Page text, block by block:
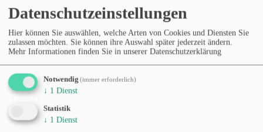
KI-Tool für Meeting-Transkripte, Zusammenfassungen und
gemeinsame Notizen.
Webseite des Anbieters
Kategorien
Allgemeine KI-AssistentenTexterstellung & Marketing
Präsentationen & Dokumente
Wissenschaft & Forschung
Kostenloser Tarif
Sprachen
Datenschutzeinstellungen
Hier können Sie auswählen, welche Arten von Cookies und Diensten Sie
zulassen möchten. Sie können ihre Auswahl später jederzeit ändern.
Mehr Informationen finden Sie in unserer Datenschutzerklärung
Notwendig (immer erforderlich)
↓ 1 Dienst
Statistik
↓ 1 Dienst